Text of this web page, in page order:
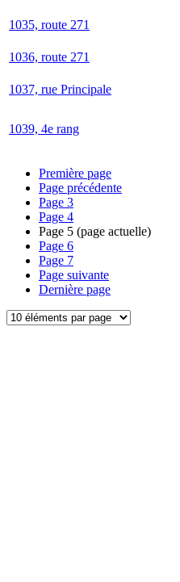
1035, route 271
1036, route 271
1037, rue Principale
1039, 4e rang
Première page
Page précédente
Page 3
Page 4
Page 5 (page actuelle)
Page 6
Page 7
Page suivante
Dernière page